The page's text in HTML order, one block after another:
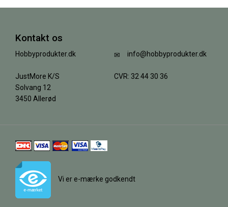
Kontakt os
Hobbyprodukter.dk
JustMore K/S
Solvang 12
3450 Allerød
info@hobbyprodukter.dk
CVR: 32 44 30 36
Vi er e-mærke godkendt